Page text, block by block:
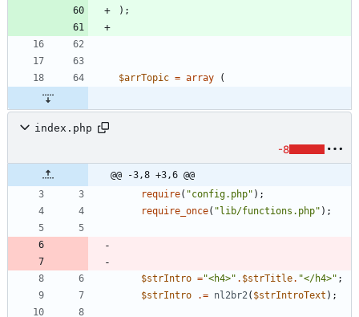
);
$arrTopic = array (
index.php
-8
@@ -3,8 +3,6 @@
require( "config.php" );
require_once( " lib/functions.php" );
$strIntro ="<h4>" . $strTitle. "</h4>" ;
$strIntro
.= nl2br2( $strIntroText );